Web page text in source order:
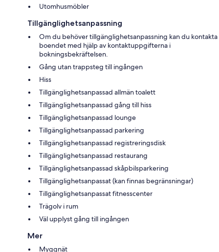
Utomhusmöbler
Tillgänglighetsanpassning
Om du behöver tillgänglighetsanpassning kan du kontakta
boendet med hjälp av kontaktuppgifterna i
bokningsbekräftelsen.
Gång utan trappsteg till ingången
Hiss
Tillgänglighetsanpassad allmän toalett
Tillgänglighetsanpassad gång till hiss
Tillgänglighetsanpassad lounge
Tillgänglighetsanpassad parkering
Tillgänglighetsanpassad registreringsdisk
Tillgänglighetsanpassad restaurang
Tillgänglighetsanpassad skåpbilsparkering
Tillgänglighetsanpassat (kan finnas begränsningar)
Tillgänglighetsanpassat fitnesscenter
Trägolv i rum
Väl upplyst gång till ingången
Mer
Myggnät